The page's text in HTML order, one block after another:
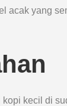
acak yang
kopi kecil di